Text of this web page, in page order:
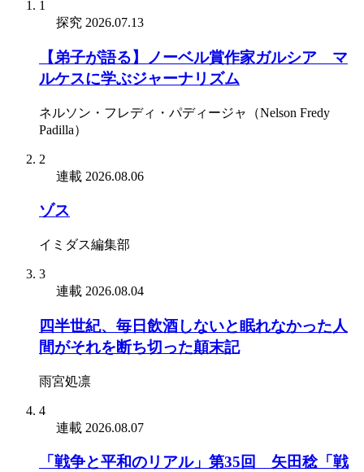
1
探究 2026.07.13
【弟子が語る】ノーベル賞作家ガルシア゠マ
ルケスに学ぶジャーナリズム
ネルソン・フレディ・パディージャ（Nelson Fredy
Padilla）
2
連載 2026.08.06
ゾス
イミダス編集部
3
連載 2026.08.04
四半世紀、毎日飲酒しないと眠れなかった人
間がそれを断ち切った顛末記
雨宮処凛
4
連載 2026.08.07
「戦争と平和のリアル」第35回 矢田稔「戦